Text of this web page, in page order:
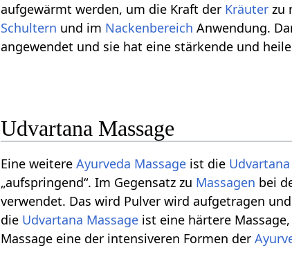
aufgewärmt werden, um die Kraft der Kräuter zu
Schultern und im Nackenbereich Anwendung.
angewendet und sie hat eine stärkende und
Udvartana Massage
Eine weitereAyurveda Massage ist die Udvartana
„aufspringend“. Im Gegensatz zu Massagen bei
verwendet. Das wird Pulver wird aufgetragen
die Udvartana Massage ist eine härtere
Massage eine der intensiveren Formen der